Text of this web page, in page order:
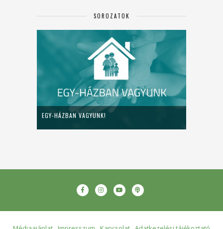
SOROZATOK
EGY-HÁZBAN VAGYUNK!